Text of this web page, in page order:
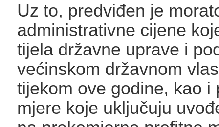
Uz to, predviđen je
administrativne cijene
tijela državne uprave i
većinskom državnom
tijekom ove godine, kao i
mjere koje uključuju